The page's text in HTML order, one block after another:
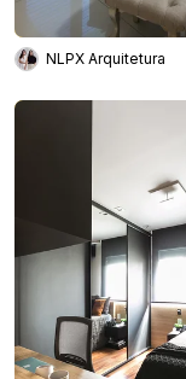
NLPX Arquitetura